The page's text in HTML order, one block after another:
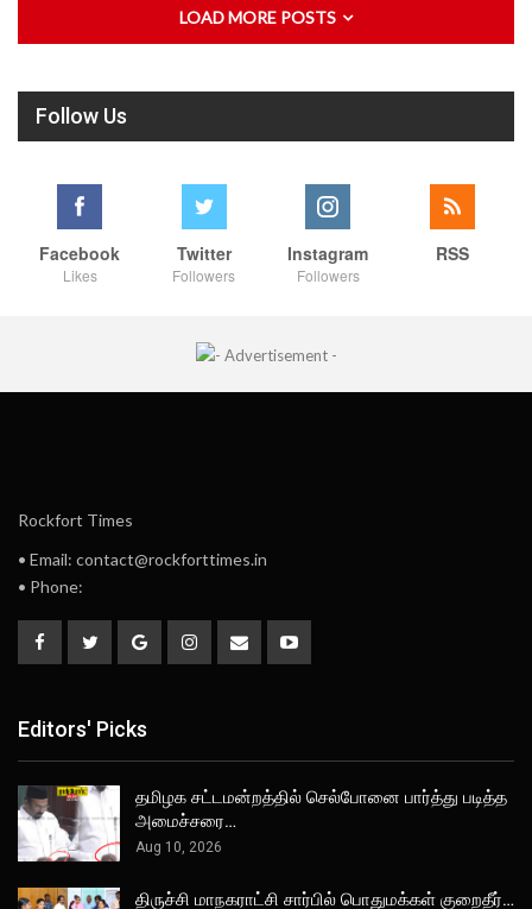
LOAD MORE POSTS
Follow Us
Facebook
Likes
Twitter
Followers
Instagram
Followers
RSS
Rockfort Times
• Email: contact@rockforttimes.in
• Phone:
Editors' Picks
தமிழக சட்டமன்றத்தில் செல்போனை பார்த்து படித்த
அமைச்சரை…
Aug 10, 2026
திருச்சி மாநகராட்சி சார்பில் பொதுமக்கள் குறைதீர்…